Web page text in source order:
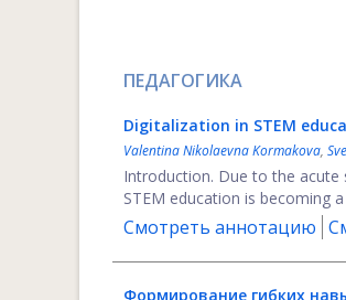
ПЕДАГОГИКА
Digitalization in STEM
Valentina Nikolaevna Kormakova,
Introduction. Due to the acute
STEM education is becoming
Смотреть аннотацию
Формирование гибких